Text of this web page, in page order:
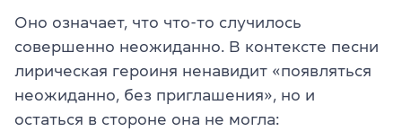
Оно означает, что что-то случилось
совершенно неожиданно. В контексте песни
лирическая героиня ненавидит «появляться
неожиданно, без приглашения», но и
остаться в стороне она не могла: